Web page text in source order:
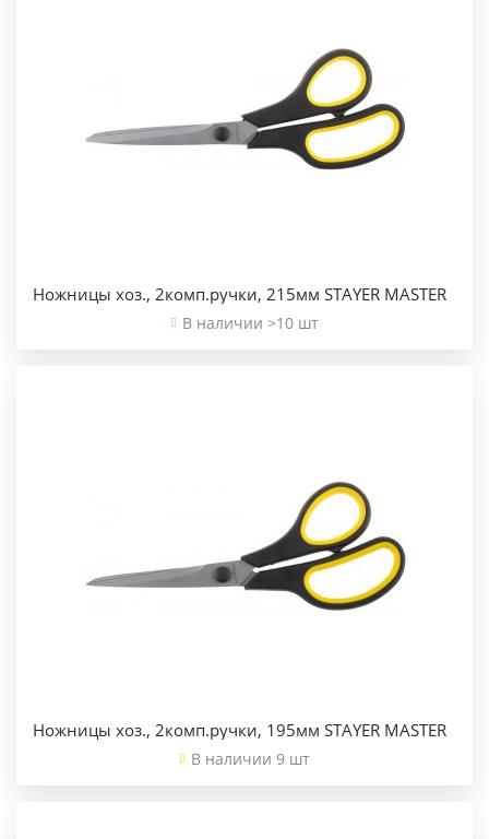
Ножницы хоз., 2комп.ручки, 215мм STAYER MASTER
В наличии >10 шт
Ножницы хоз., 2комп.ручки, 195мм STAYER MASTER
В наличии 9 шт